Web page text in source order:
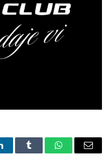
Tumblr WhatsAppEmail